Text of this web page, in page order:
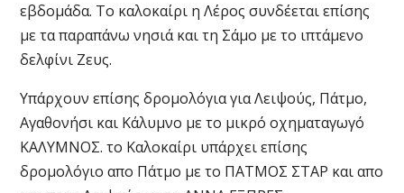
εβδομάδα. Το καλοκαίρι η Λέρος συνδέεται επίσης
με τα παραπάνω νησιά και τη Σάμο με το ιπτάμενο
δελφίνι Ζευς.
Υπάρχουν επίσης δρομολόγια για Λειψούς, Πάτμο,
Αγαθονήσι και Κάλυμνο με το μικρό οχηματαγωγό
ΚΑΛΥΜΝΟΣ. το Καλοκαίρι υπάρχει επίσης
δρομολόγιο απο Πάτμο με το ΠΑΤΜΟΣ ΣΤΑΡ και απο